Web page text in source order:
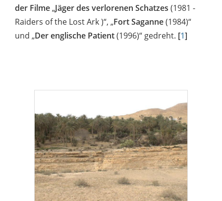
der Filme„Jäger des verlorenen Schatzes (1981 -
Raiders of the Lost Ark )“, „Fort Saganne(1984)“
und „Der englische Patient(1996)“ gedreht. [1]